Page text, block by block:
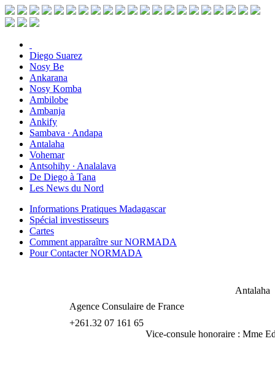
Diego Suarez
Nosy Be
Ankarana
Nosy Komba
Ambilobe
Ambanja
Ankify
Sambava ∙ Andapa
Antalaha
Vohemar
Antsohihy ∙ Analalava
De Diego à Tana
Les News du Nord
Informations Pratiques Madagascar
Spécial investisseurs
Cartes
Comment apparaître sur NORMADA
Pour Contacter NORMADA
Agence Consulaire de France
+261.32 07 161 65
Vice-consule honoraire : Mme